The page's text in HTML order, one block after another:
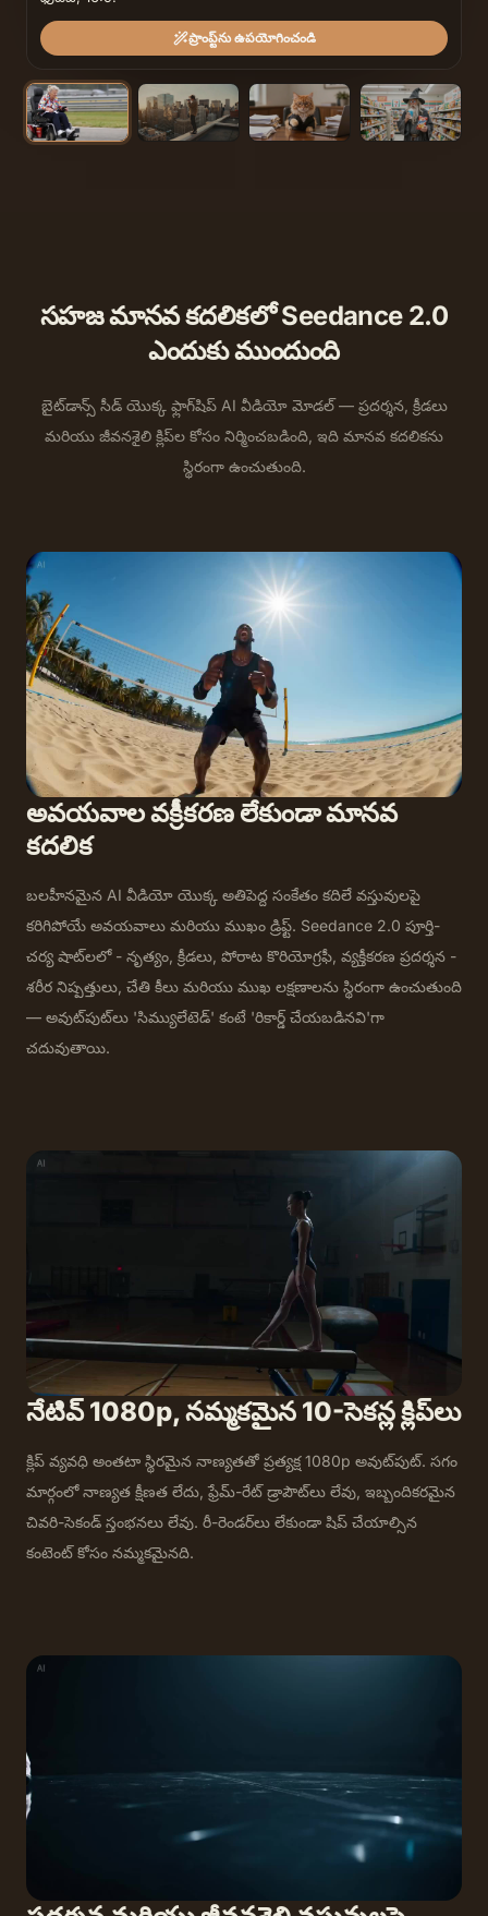
ప్రాంప్ట్‌ను ఉపయోగించండి
సహజ మానవ కదలికలో Seedance 2.0
ఎందుకు ముందుంది
బైట్‌డాన్స్ సీడ్ యొక్క ఫ్లాగ్‌షిప్ AI వీడియో మోడల్ — ప్రదర్శన, క్రీడలు
మరియు జీవనశైలి క్లిప్‌ల కోసం నిర్మించబడింది, ఇది మానవ కదలికను
స్థిరంగా ఉంచుతుంది.
అవయవాల వక్రీకరణ లేకుండా మానవ
కదలిక
బలహీనమైన AI వీడియో యొక్క అతిపెద్ద సంకేతం కదిలే వస్తువులపై
కరిగిపోయే అవయవాలు మరియు ముఖం డ్రిఫ్ట్. Seedance 2.0 పూర్తి-
చర్య షాట్‌లలో - నృత్యం, క్రీడలు, పోరాట కొరియోగ్రఫీ, వ్యక్తీకరణ ప్రదర్శన -
శరీర నిష్పత్తులు, చేతి కీలు మరియు ముఖ లక్షణాలను స్థిరంగా ఉంచుతుంది
— అవుట్‌పుట్‌లు 'సిమ్యులేటెడ్' కంటే 'రికార్డ్ చేయబడినవి'గా
చదువుతాయి.
నేటివ్ 1080p, నమ్మకమైన 10-సెకన్ల క్లిప్‌లు
క్లిప్ వ్యవధి అంతటా స్థిరమైన నాణ్యతతో ప్రత్యక్ష 1080p అవుట్‌పుట్. సగం
మార్గంలో నాణ్యత క్షీణత లేదు, ఫ్రేమ్-రేట్ డ్రాపౌట్‌లు లేవు, ఇబ్బందికరమైన
చివరి-సెకండ్ స్తంభనలు లేవు. రీ-రెండర్‌లు లేకుండా షిప్ చేయాల్సిన
కంటెంట్ కోసం నమ్మకమైనది.